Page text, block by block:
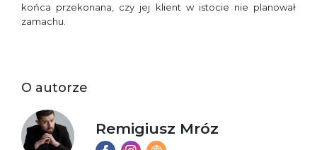
końca przekonana, czy jej klient w istocie nie planował
zamachu.
O autorze
Remigiusz Mróz